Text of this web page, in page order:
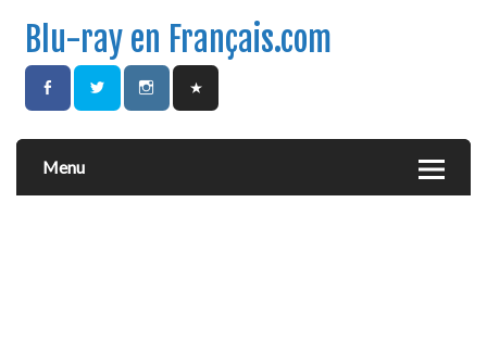
Blu-ray en Français.com
Menu